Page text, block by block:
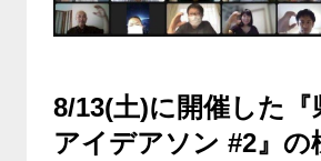
8/13(土)に開催した『
アイデアソン #2』の